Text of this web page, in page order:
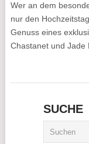
Wer an dem
nur den
Genuss eines
Chastanet und Jade
SUCHE